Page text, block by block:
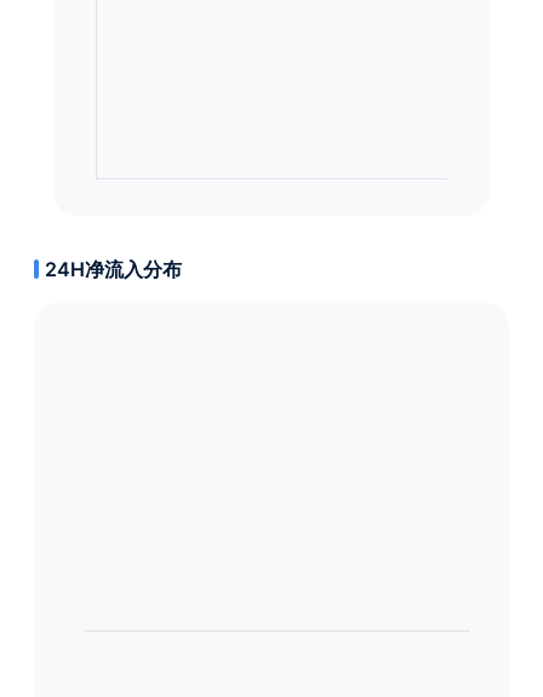
24H净流入分布